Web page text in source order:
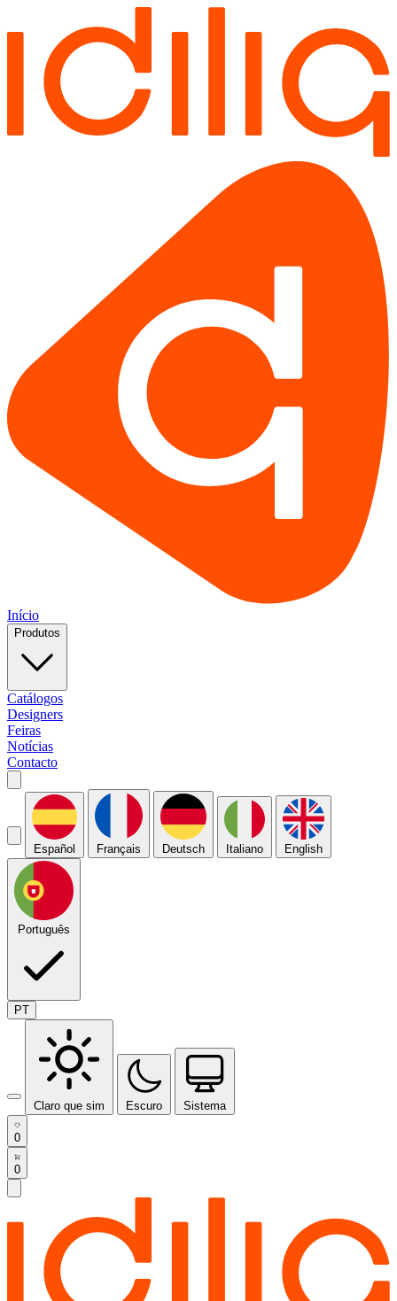
Início
Produtos
Catálogos
Designers
Feiras
Notícias
Contacto
Español Français Deutsch Italiano English
Português
PT
Claro que sim Escuro Sistema
0
0